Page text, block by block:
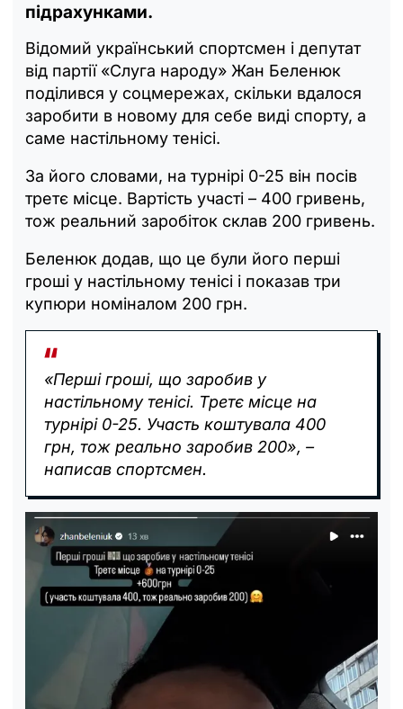
підрахунками.
Відомий український спортсмен і депутат
від партії «Слуга народу» Жан Беленюк
поділився у соцмережах, скільки вдалося
заробити в новому для себе виді спорту, а
саме настільному тенісі.
За його словами, на турнірі 0-25 він посів
третє місце. Вартість участі – 400 гривень,
тож реальний заробіток склав 200 гривень.
Беленюк додав, що це були його перші
гроші у настільному тенісі і показав три
купюри номіналом 200 грн.
«Перші гроші, що заробив у
настільному тенісі. Третє місце на
турнірі 0-25. Участь коштувала 400
грн, тож реально заробив 200», –
написав спортсмен.